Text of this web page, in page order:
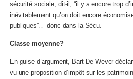
sécurité sociale, dit-il, “il y a encore trop
inévitablement qu’on doit encore
publiques”… donc dans la Sécu.
Classe moyenne?
En guise d’argument, Bart De Wever
vu une proposition d’impôt sur les